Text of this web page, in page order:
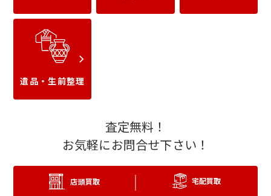
ディオール セリーヌ
遺品・生前整理
査定無料！
お気軽にお問合せ下さい！
店頭買取 宅配買取